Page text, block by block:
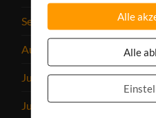
September 2022
August 2022
Juli 2022
Juni 2022
Alle
Alle